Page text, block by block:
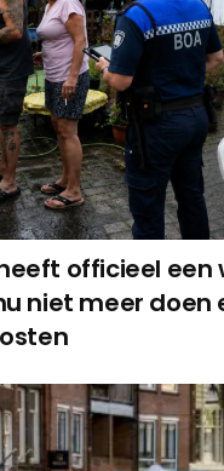
officieel
niet meer doen